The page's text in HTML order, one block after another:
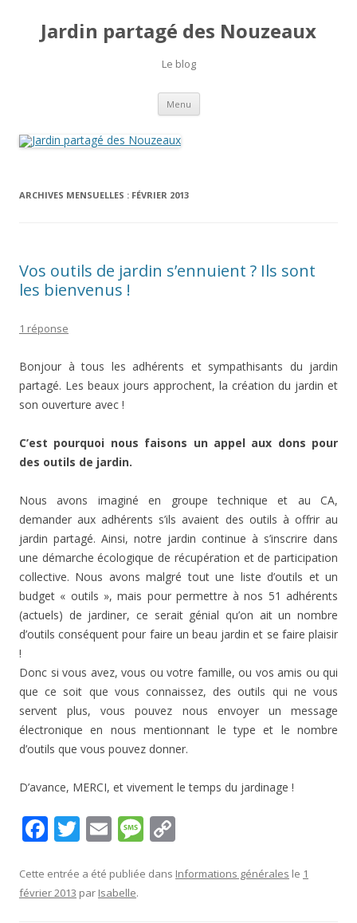
Jardin partagé des Nouzeaux
Le blog
Menu Aller
contenu
ARCHIVES MENSUELLES : FÉVRIER 2013
Vos outils de jardin s’ennuient ? Ils sont
les bienvenus !
1 réponse
Bonjour à tous les adhérents et sympathisants du jardin
partagé. Les beaux jours approchent, la création du jardin et
son ouverture avec !
C’est pourquoi nous faisons un appel aux dons pour
des outils de jardin.
Nous avons imaginé en groupe technique et au CA,
demander aux adhérents s’ils avaient des outils à offrir au
jardin partagé. Ainsi, notre jardin continue à s’inscrire dans
une démarche écologique de récupération et de participation
collective. Nous avons malgré tout une liste d’outils et un
budget « outils », mais pour permettre à nos 51 adhérents
(actuels) de jardiner, ce serait génial qu’on ait un nombre
d’outils conséquent pour faire un beau jardin et se faire plaisir
!
Donc si vous avez, vous ou votre famille, ou vos amis ou qui
que ce soit que vous connaissez, des outils qui ne vous
servent plus, vous pouvez nous envoyer un message
électronique en nous mentionnant le type et le nombre
d’outils que vous pouvez donner.
D’avance, MERCI, et vivement le temps du jardinage !
F
e
b
T
itt
er
E
ai
l
M
ss p
Cette entrée a été publiée dans Informations générales le 1
février 2013 par Isabelle.